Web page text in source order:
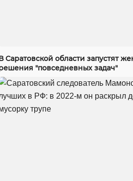
Саратовской области запустят
"повседневных задач"